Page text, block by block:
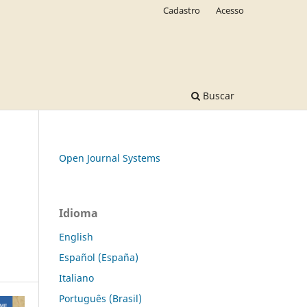
Buscar
Cadastro Acesso
Open Journal Systems
Idioma
English
Español (España)
Italiano
Português (Brasil)